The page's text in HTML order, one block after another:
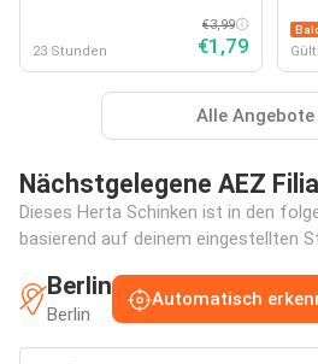
23 Stunden
€3,99
€1,79
Alle Angebote
Nächstgelegene AEZ
Dieses Herta Schinken ist in den
basierend auf deinem eingestellten
Berlin
Berlin
Automatisch